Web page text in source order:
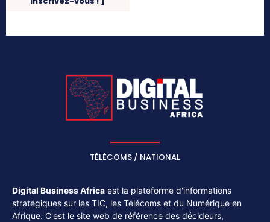
TÉLÉCOMS / NATIONAL
Digital Business Africa est la plateforme d'informations
stratégiques sur les TIC, les Télécoms et du Numérique en
Afrique. C'est le site web de référence des décideurs,